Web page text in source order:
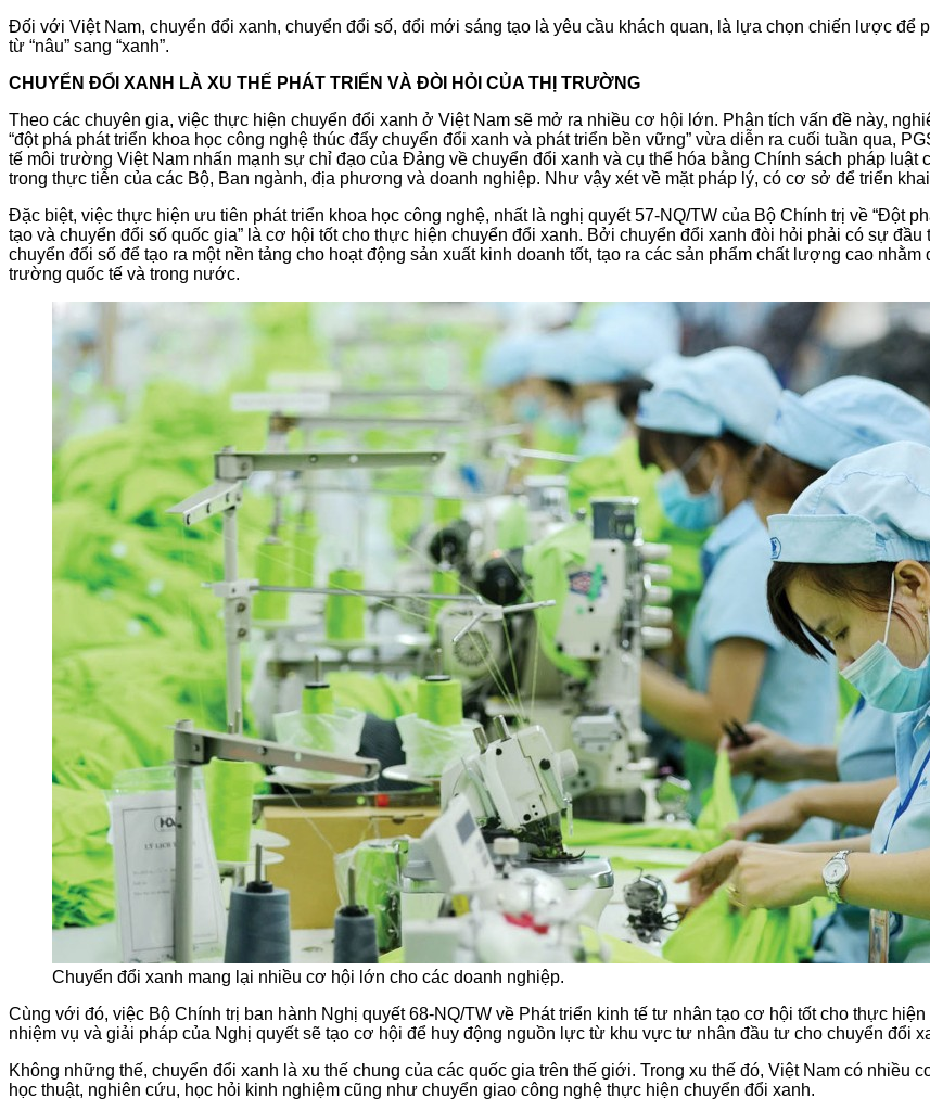
Đối với Việt Nam, chuyển đổi xanh, chuyển đổi số, đổi mới sáng tạo là yêu cầu khách quan, là lựa chọn chiến lược để
từ “nâu” sang “xanh”.
CHUYỂN ĐỔI XANH LÀ XU THẾ PHÁT TRIỂN VÀ ĐÒI HỎI CỦA THỊ TRƯỜNG
Theo các chuyên gia, việc thực hiện chuyển đổi xanh ở Việt Nam sẽ mở ra nhiều cơ hội lớn. Phân tích vấn đề này,
“đột phá phát triển khoa học công nghệ thúc đẩy chuyển đổi xanh và phát triển bền vững” vừa diễn ra cuối tuần qua,
tế môi trường Việt Nam nhấn mạnh sự chỉ đạo của Đảng về chuyển đổi xanh và cụ thể hóa bằng Chính sách pháp
trong thực tiễn của các Bộ, Ban ngành, địa phương và doanh nghiệp. Như vậy xét về mặt pháp lý, có cơ sở để triển
Đặc biệt, việc thực hiện ưu tiên phát triển khoa học công nghệ, nhất là nghị quyết 57-NQ/TW của Bộ Chính trị về “Đột
tạo và chuyển đổi số quốc gia” là cơ hội tốt cho thực hiện chuyển đổi xanh. Bởi chuyển đổi xanh đòi hỏi phải có sự
chuyển đổi số để tạo ra một nền tảng cho hoạt động sản xuất kinh doanh tốt, tạo ra các sản phẩm chất lượng cao
trường quốc tế và trong nước.
Chuyển đổi xanh mang lại nhiều cơ hội lớn cho các doanh nghiệp.
Cùng với đó, việc Bộ Chính trị ban hành Nghị quyết 68-NQ/TW về Phát triển kinh tế tư nhân tạo cơ hội tốt cho thực
nhiệm vụ và giải pháp của Nghị quyết sẽ tạo cơ hội để huy động nguồn lực từ khu vực tư nhân đầu tư cho chuyển đổi
Không những thế, chuyển đổi xanh là xu thế chung của các quốc gia trên thế giới. Trong xu thế đó, Việt Nam có nhiều
học thuật, nghiên cứu, học hỏi kinh nghiệm cũng như chuyển giao công nghệ thực hiện chuyển đổi xanh.